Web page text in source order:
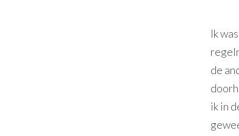
Ik
de
ik in